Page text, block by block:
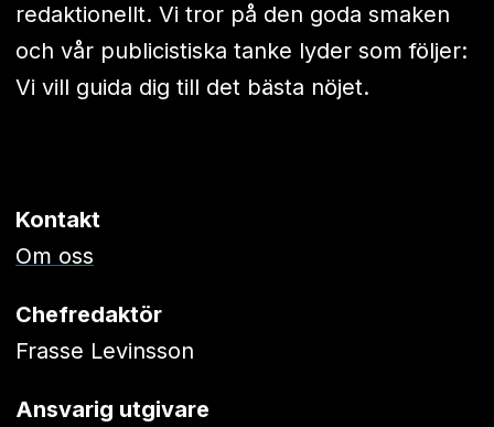
redaktionellt. Vi tror på den goda smaken
och vår publicistiska tanke lyder som följer:
Vi vill guida dig till det bästa nöjet.
Kontakt
Om oss
Chefredaktör
Frasse Levinsson
Ansvarig utgivare